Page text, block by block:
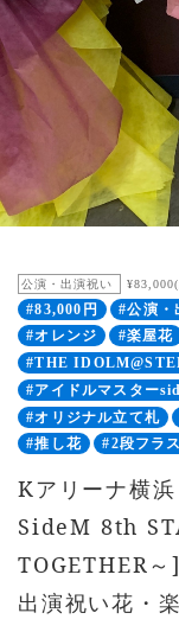
公演・出演祝い
#83,000円 #公演・
#オレンジ
#楽屋花
#THE
#アイドルマスター
#オリジナル立て札
#推し花
#2段フラ
Kアリーナ横
SideM 8th
TOGETHER
出演祝い花・